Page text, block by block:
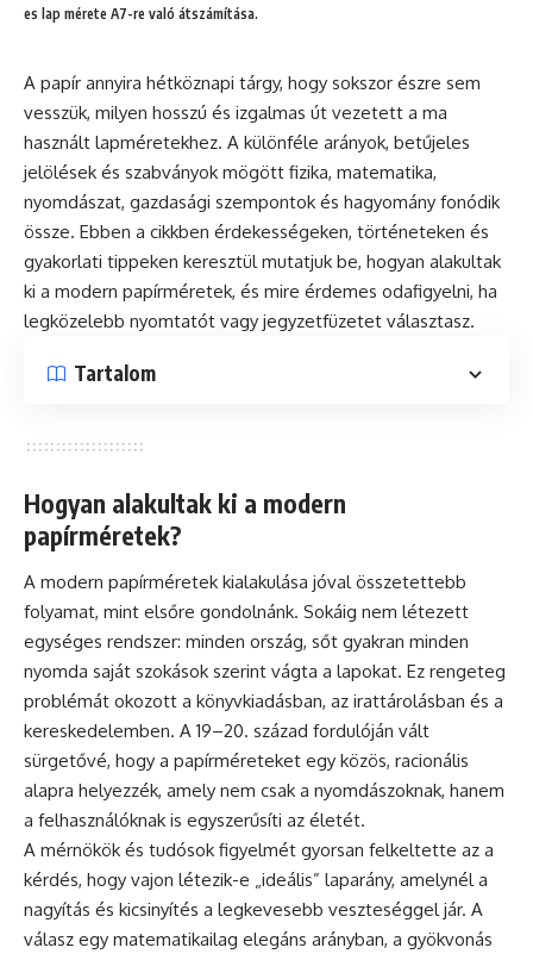
es lap mérete A7-re való átszámítása.
A papír annyira hétköznapi tárgy, hogy sokszor észre sem
vesszük, milyen hosszú és izgalmas út vezetett a ma
használt lapméretekhez. A különféle arányok, betűjeles
jelölések és szabványok mögött fizika, matematika,
nyomdászat, gazdasági szempontok és hagyomány fonódik
össze. Ebben a cikkben érdekességeken, történeteken és
gyakorlati tippeken keresztül mutatjuk be, hogyan alakultak
ki a modern papírméretek, és mire érdemes odafigyelni, ha
legközelebb nyomtatót vagy jegyzetfüzetet választasz.
Tartalom
Hogyan alakultak ki a modern
papírméretek?
A modern papírméretek kialakulása jóval összetettebb
folyamat, mint elsőre gondolnánk. Sokáig nem létezett
egységes rendszer: minden ország, sőt gyakran minden
nyomda saját szokások szerint vágta a lapokat. Ez rengeteg
problémát okozott a könyvkiadásban, az irattárolásban és a
kereskedelemben. A 19–20. század fordulóján vált
sürgetővé, hogy a papírméreteket egy közös, racionális
alapra helyezzék, amely nem csak a nyomdászoknak, hanem
a felhasználóknak is egyszerűsíti az életét.
A mérnökök és tudósok figyelmét gyorsan felkeltette az a
kérdés, hogy vajon létezik-e „ideális” laparány, amelynél a
nagyítás és kicsinyítés a legkevesebb veszteséggel jár. A
válasz egy matematikailag elegáns arányban, a gyökvonás